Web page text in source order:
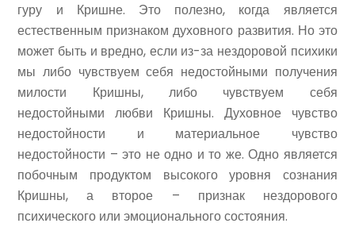
гуру и Кришне. Это полезно, когда является
естественным признаком духовного развития. Но это
может быть и вредно, если из-за нездоровой психики
мы либо чувствуем себя недостойными получения
милости Кришны, либо чувствуем себя
недостойными любви Кришны. Духовное чувство
недостойности и материальное чувство
недостойности – это не одно и то же. Одно является
побочным продуктом высокого уровня сознания
Кришны, а второе – признак нездорового
психического или эмоционального состояния.